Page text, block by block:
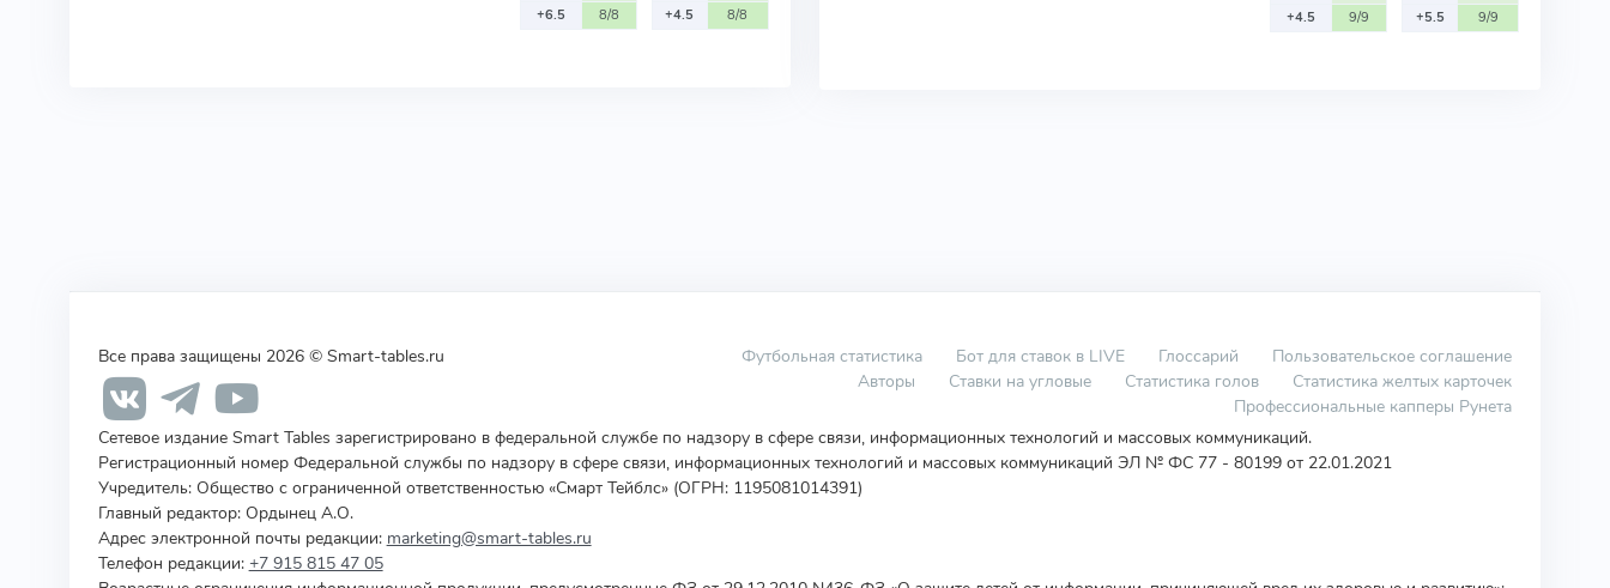
+6.5
8/8
+4.5
8/8
+4.5
9/9
+5.5
9/9
Все права защищены 2026 © Smart-tables.ru Футбольная статистика Бот для ставок в LIVE Глоссарий
Пользовательское соглашение
Авторы
Ставки на угловые Статистика голов
Статистика желтых карточек
Профессиональные капперы Рунета
Сетевое издание Smart Tables зарегистрировано в федеральной службе по надзору в сфере связи, информационных технологий и массовых коммуникаций.
Регистрационный номер Федеральной службы по надзору в сфере связи, информационных технологий и массовых коммуникаций ЭЛ № ФС 77 - 80199 от 22.01.2021
Учредитель: Общество с ограниченной ответственностью «Смарт Тейблс» (ОГРН: 1195081014391)
Главный редактор: Ордынец А.О.
Адрес электронной почты редакции: marketing@smart-tables.ru
Телефон редакции: +7 915 815 47 05